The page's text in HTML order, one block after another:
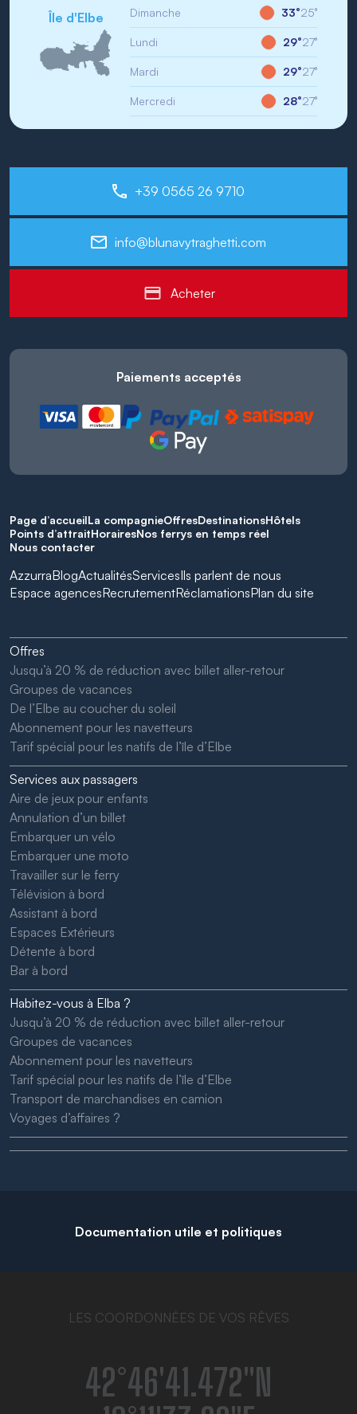
Île d'Elbe Dimanche 33°25°
Lundi 29°27°
Mardi 29°27°
Mercredi 28°27°
+39 0565 26 9710
info@blunavytraghetti.com
Acheter
Paiements acceptés
Page d’accueilLa compagnieOffresDestinationsHôtels
Points d’attraitHorairesNos ferrys en temps réel
Nous contacter
AzzurraBlogActualitésServicesIls parlent de nous
Espace agencesRecrutementRéclamationsPlan du site
Offres
Jusqu’à 20 % de réduction avec billet aller-retour
Groupes de vacances
De l’Elbe au coucher du soleil
Abonnement pour les navetteurs
Tarif spécial pour les natifs de l’île d’Elbe
Services aux passagers
Aire de jeux pour enfants
Annulation d’un billet
Embarquer un vélo
Embarquer une moto
Travailler sur le ferry
Télévision à bord
Assistant à bord
Espaces Extérieurs
Détente à bord
Bar à bord
Habitez-vous à Elba ?
Jusqu’à 20 % de réduction avec billet aller-retour
Groupes de vacances
Abonnement pour les navetteurs
Tarif spécial pour les natifs de l’île d’Elbe
Transport de marchandises en camion
Voyages d’affaires ?
Documentation utile et politiques
LES COORDONNÉES DE VOS RÊVES
42°46′41.472″N